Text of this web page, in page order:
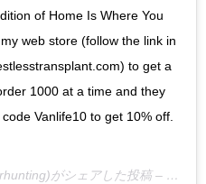
of Home Is Where You
web store (follow the link in
to get a
1000 at a time and they
Vanlife10 to get 10% off.
がシェアした投稿 – 2017